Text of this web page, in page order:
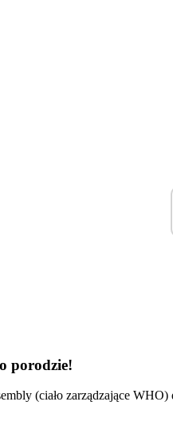
porodzie!
(ciało zarządzające